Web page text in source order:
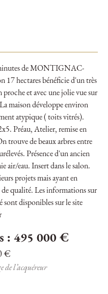
de MONTIGNAC-
hectares bénéficie d'un très
et avec une jolie vue sur
maison développe environ
atypique ( toits vitrés).
Préau, Atelier, remise en
trouve de beaux arbres entre
Présence d'un ancien
air/eau. Insert dans le salon.
projets mais ayant en
qualité. Les informations sur
sont disponibles sur le site
: 495 000 €
€
de l’acquéreur